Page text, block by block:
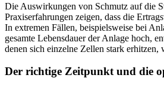
Die Auswirkungen von Schmutz auf die
Praxiserfahrungen zeigen, dass die
In extremen Fällen, beispielsweise bei
gesamte Lebensdauer der Anlage hoch,
denen sich einzelne Zellen stark
Der richtige Zeitpunkt und die